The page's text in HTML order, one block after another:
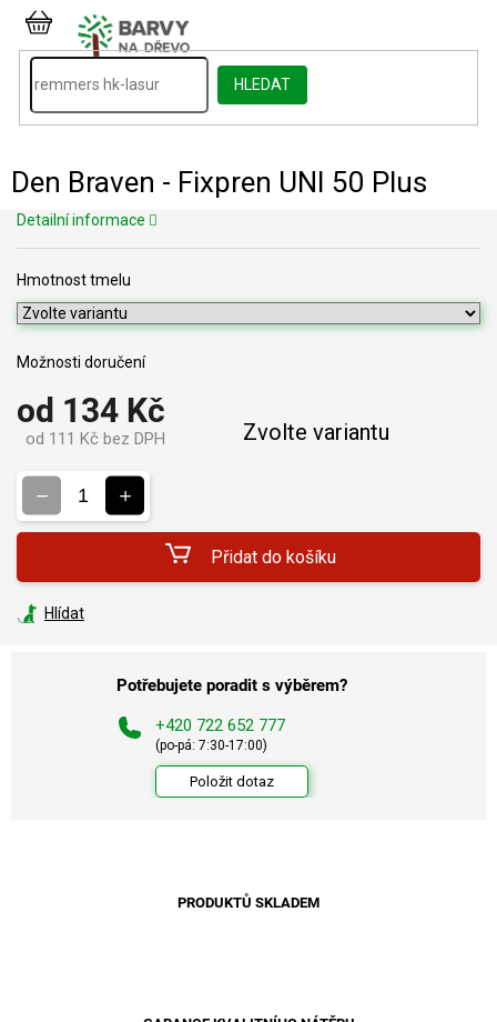
Přejít
obsah
HLEDAT
NÁKUPNÍ
KOŠÍK
Den Braven - Fixpren UNI 50 Plus
od 134 Kč
od 111 Kč bez DPH Zvolte variantu
Hmotnost tmelu
Možnosti doručení
Přidat do košíku
Detailní informace
Hlídat
Potřebujete poradit s výběrem?
+420 722 652 777
(po-pá: 7:30-17:00)
Položit dotaz
PRODUKTŮ SKLADEM